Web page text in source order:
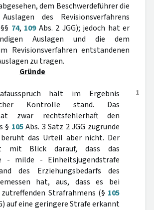
dem Beschwerdeführer die
des Revisionsverfahrens
74, 109Abs. 2 JGG); jedoch hat er
Auslagen und die dem
Revisionsverfahren entstandenen
zu tragen.
Gründe
1
hält im Ergebnis
Kontrolle stand. Das
zwar rechtsfehlerhaft den
§ 105Abs. 3 Satz 2 JGG zugrunde
das Urteil aber nicht. Der
mit Blick darauf, dass das
- milde - Einheitsjugendstrafe
des Erziehungsbedarfs des
hat, aus, dass es bei
zutreffenden Strafrahmens (§ 105
auf eine geringere Strafe erkannt